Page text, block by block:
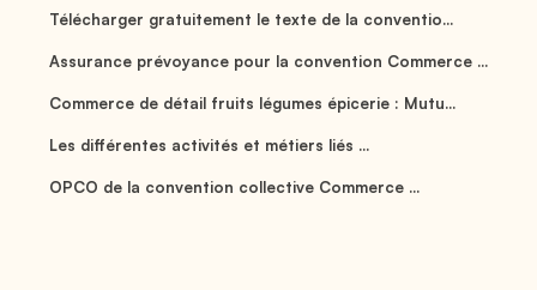
Télécharger gratuitement le texte de la conventio...
Assurance prévoyance pour la convention Commerce ...
Commerce de détail fruits légumes épicerie : Mutu...
Les différentes activités et métiers liés ...
OPCO de la convention collective Commerce ...